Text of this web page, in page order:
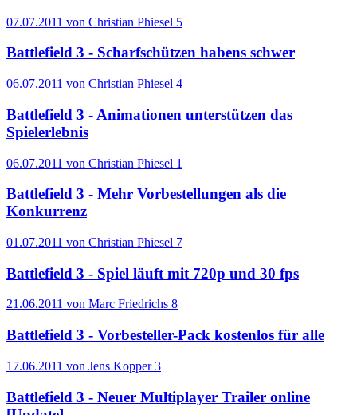
07.07.2011 von Christian Phiesel 5
Battlefield 3 - Scharfschützen habens schwer
06.07.2011 von Christian Phiesel 4
Battlefield 3 - Animationen unterstützen das
Spielerlebnis
06.07.2011 von Christian Phiesel 1
Battlefield 3 - Mehr Vorbestellungen als die
Konkurrenz
01.07.2011 von Christian Phiesel 7
Battlefield 3 - Spiel läuft mit 720p und 30 fps
21.06.2011 von Marc Friedrichs 8
Battlefield 3 - Vorbesteller-Pack kostenlos für alle
17.06.2011 von Jens Kopper3
Battlefield 3 - Neuer Multiplayer Trailer online